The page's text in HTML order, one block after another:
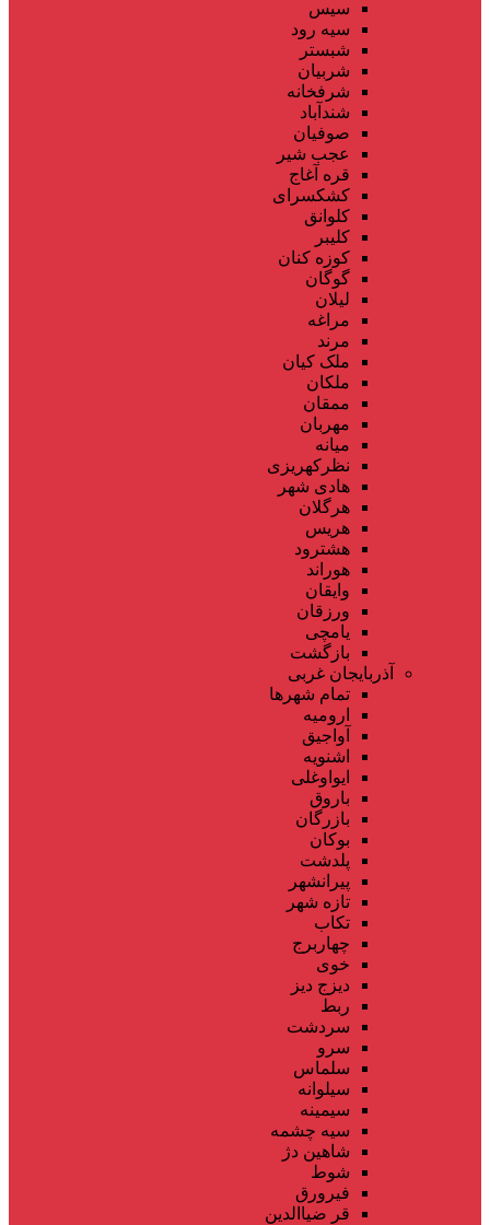
سیس
سیه رود
شبستر
شربیان
شرفخانه
شندآباد
صوفیان
عجب شیر
قره آغاج
کشکسرای
کلوانق
کلیبر
کوزه کنان
گوگان
لیلان
مراغه
مرند
ملک کیان
ملکان
ممقان
مهربان
میانه
نظرکهریزی
هادی شهر
هرگلان
هریس
هشترود
هوراند
وایقان
ورزقان
یامچی
بازگشت
آذربایجان غربی
تمام شهر‌ها
ارومیه
آواجیق
اشنویه
ایواوغلی
باروق
بازرگان
بوکان
پلدشت
پیرانشهر
تازه شهر
تکاب
چهاربرج
خوی
دیزج دیز
ربط
سردشت
سرو
سلماس
سیلوانه
سیمینه
سیه چشمه
شاهین دژ
شوط
فیرورق
قر ضیاالدین